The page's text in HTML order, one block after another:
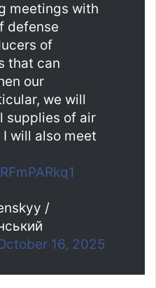
meetings with
defense
of
that can
our
we will
supplies of air
will also meet
/
16, 2025